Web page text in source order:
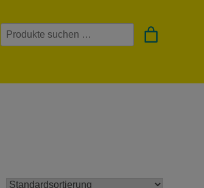
Suchen